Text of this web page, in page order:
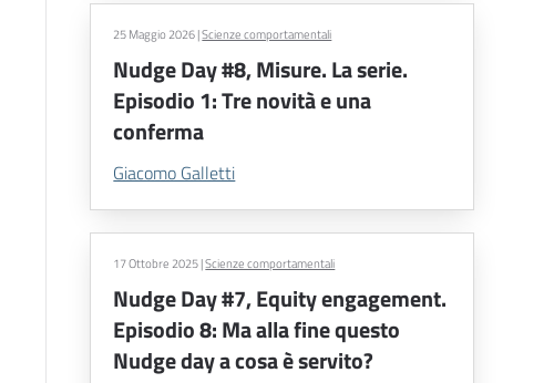
25 Maggio 2026|Scienze comportamentali
Nudge Day #8, Misure. La serie.
Episodio 1: Tre novità e una
conferma
Giacomo Galletti
17 Ottobre 2025|Scienze comportamentali
Nudge Day #7, Equity engagement.
Episodio 8: Ma alla fine questo
Nudge day a cosa è servito?